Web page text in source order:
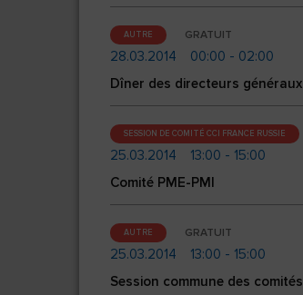
AUTRE GRATUIT
28.03.2014
00:00 - 02:00
Dîner des directeurs généraux
SESSION DE COMITÉ CCI FRANCE RUSSIE
25.03.2014
13:00 - 15:00
Comité PME-PMI
AUTRE GRATUIT
25.03.2014
13:00 - 15:00
Session commune des comités